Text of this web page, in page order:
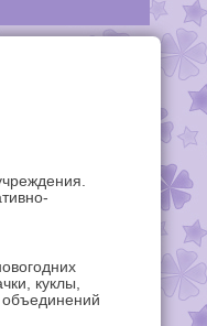
куклы,
объединений